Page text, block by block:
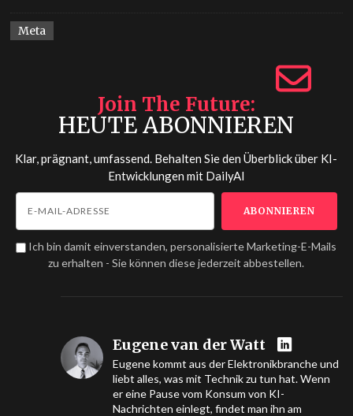
Meta
Join The Future
HEUTE ABONNIEREN
Klar, prägnant, umfassend. Behalten Sie den Überblick über KI-
Entwicklungen mit DailyAI
Ich bin damit einverstanden, personalisierte Marketing-E-Mails
zu erhalten - Sie können diese jederzeit abbestellen.
Eugene van der Watt
Eugene kommt aus der Elektronikbranche und
liebt alles, was mit Technik zu tun hat. Wenn
er eine Pause vom Konsum von KI-
Nachrichten einlegt, findet man ihn am